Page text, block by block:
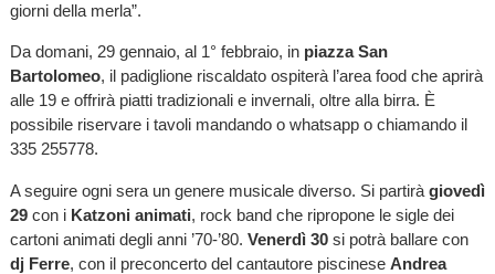
giorni della merla”.
Da domani, 29 gennaio, al 1° febbraio, in piazza San
Bartolomeo, il padiglione riscaldato ospiterà l’area food che aprirà
alle 19 e offrirà piatti tradizionali e invernali, oltre alla birra. È
possibile riservare i tavoli mandando o whatsapp o chiamando il
335 255778.
A seguire ogni sera un genere musicale diverso. Si partirà giovedì
29con i Katzoni animati, rock band che ripropone le sigle dei
cartoni animati degli anni ’70-’80. Venerdì 30si potrà ballare con
dj Ferre, con il preconcerto del cantautore piscinese Andrea